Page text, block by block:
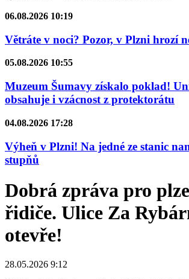
06.08.2026 10:19
Větráte v noci? Pozor, v Plzni hrozí
05.08.2026 10:55
Muzeum Šumavy získalo poklad!
obsahuje i vzácnost z protektorátu
04.08.2026 17:28
Výheň v Plzni! Na jedné ze stanic
stupňů
Dobrá zpráva pro
řidiče. Ulice Za
otevře!
28.05.2026 9:12